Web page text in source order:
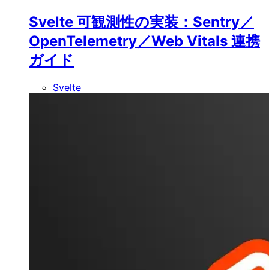
Svelte 可観測性の実装：Sentry／
OpenTelemetry／Web Vitals 連携
ガイド
Svelte